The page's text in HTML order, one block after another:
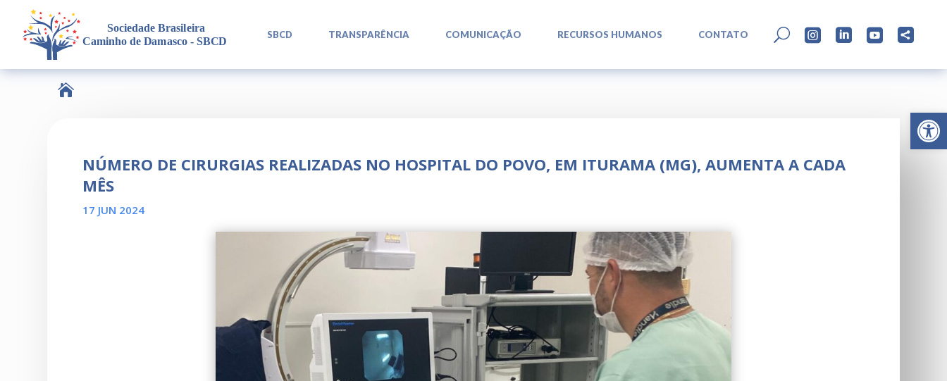
Abrir
SBCD TRANSPARÊNCIA COMUNICAÇÃO RECURSOS HUMANOS CONTATO U    

NÚMERO DE CIRURGIAS REALIZADAS NO HOSPITAL DO POVO, EM ITURAMA (MG), AUMENTA A CADA
MÊS
17 JUN 2024